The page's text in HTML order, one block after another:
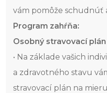
vám pomôže schudnúť
Program zahŕňa:
Osobný stravovací plán
• Na základe vašich
a zdravotného stavu
stravovací plán na